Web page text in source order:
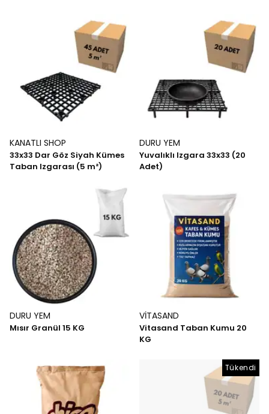
KANATLI SHOP
33x33 Dar Göz Siyah Kümes
Taban Izgarası (5 m²)
DURU YEM
Yuvalıklı Izgara 33x33 (20
Adet)
DURU YEM
Mısır Granül 15 KG
VİTASAND
Vitasand Taban Kumu 20
KG
Tükendi